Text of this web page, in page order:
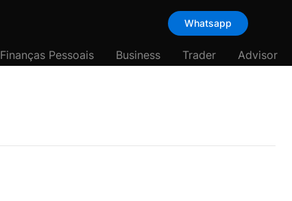
Whatsapp
Finanças Pessoais Business Trader Advisor